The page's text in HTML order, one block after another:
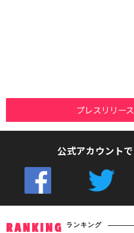
プレスリリー
公式アカウント
RANKING ランキング